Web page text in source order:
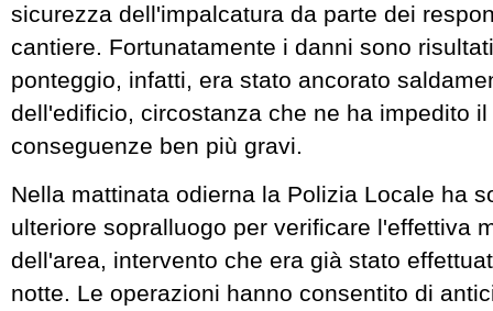
sicurezza dell'impalcatura da parte dei
cantiere. Fortunatamente i danni sono
ponteggio, infatti, era stato ancorato
dell'edificio, circostanza che ne ha impedito
conseguenze ben più gravi.
Nella mattinata odierna la Polizia Locale ha
ulteriore sopralluogo per verificare l'effettiva
dell'area, intervento che era già stato
notte. Le operazioni hanno consentito di